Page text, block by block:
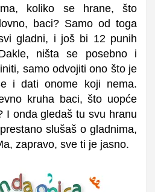
koliko se hrane, što
baci? Samo od toga
gladni, i još bi 12 punih
ništa se posebno i
samo odvojiti ono što je
i dati onome koji nema.
kruha baci, što uopće
I onda gledaš tu svu hranu
slušaš o gladnima,
zapravo, sve ti je jasno.